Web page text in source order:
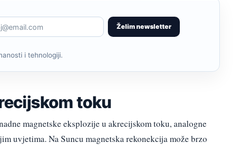
Želim newsletter
i tehnologiji.
toku
magnetske eksplozije u akrecijskom toku, analogne
uvjetima. Na Suncu magnetska rekonekcija može brzo